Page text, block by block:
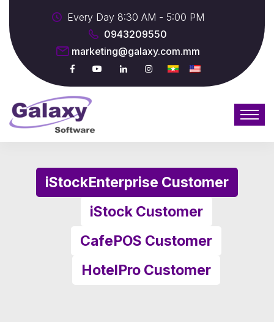
Every Day 8:30 AM - 5:00 PM
0943209550
marketing@galaxy.com.mm
iStockEnterprise Customer
iStock Customer
CafePOS Customer
HotelPro Customer